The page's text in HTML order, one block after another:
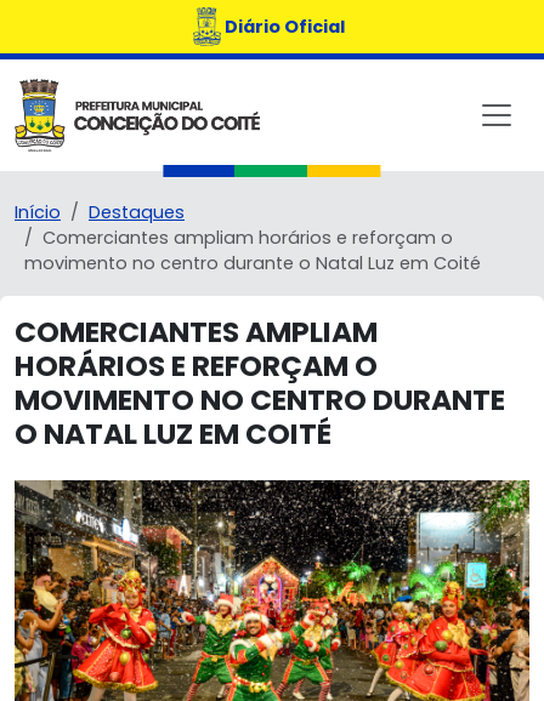
Diário Oficial
Início
Destaques
Comerciantes ampliam horários e reforçam o
movimento no centro durante o Natal Luz em Coité
COMERCIANTES AMPLIAM
HORÁRIOS E REFORÇAM O
MOVIMENTO NO CENTRO DURANTE
O NATAL LUZ EM COITÉ